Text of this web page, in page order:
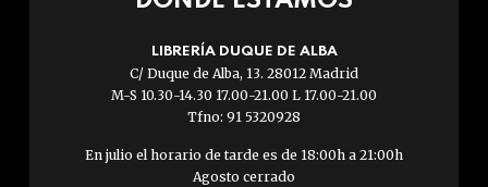
LIBRERÍA DUQUE DE ALBA
C/ Duque de Alba, 13. 28012 Madrid
M-S 10.30-14.30 17.00-21.00 L 17.00-21.00
Tfno: 91 5320928
En julio el horario de tarde es de 18:00h a 21:00h
Agosto cerrado